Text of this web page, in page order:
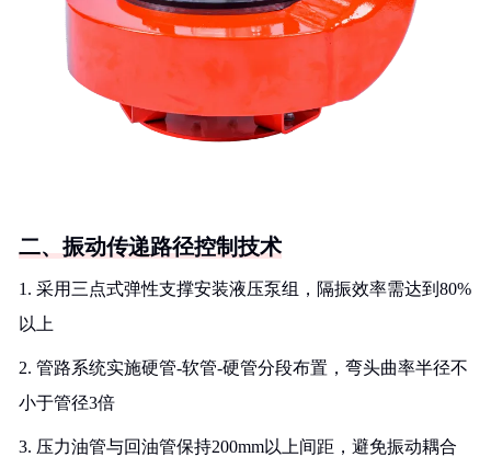
二、振动传递路径控制技术
1. 采用三点式弹性支撑安装液压泵组，隔振效率需达到80%
以上
2. 管路系统实施硬管-软管-硬管分段布置，弯头曲率半径不
小于管径3倍
3. 压力油管与回油管保持200mm以上间距，避免振动耦合